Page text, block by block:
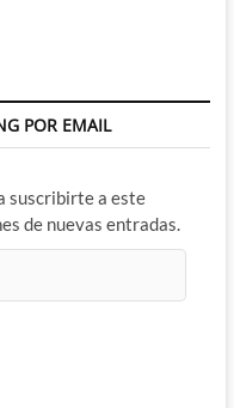
POR EMAIL
suscribirte a este
de nuevas entradas.